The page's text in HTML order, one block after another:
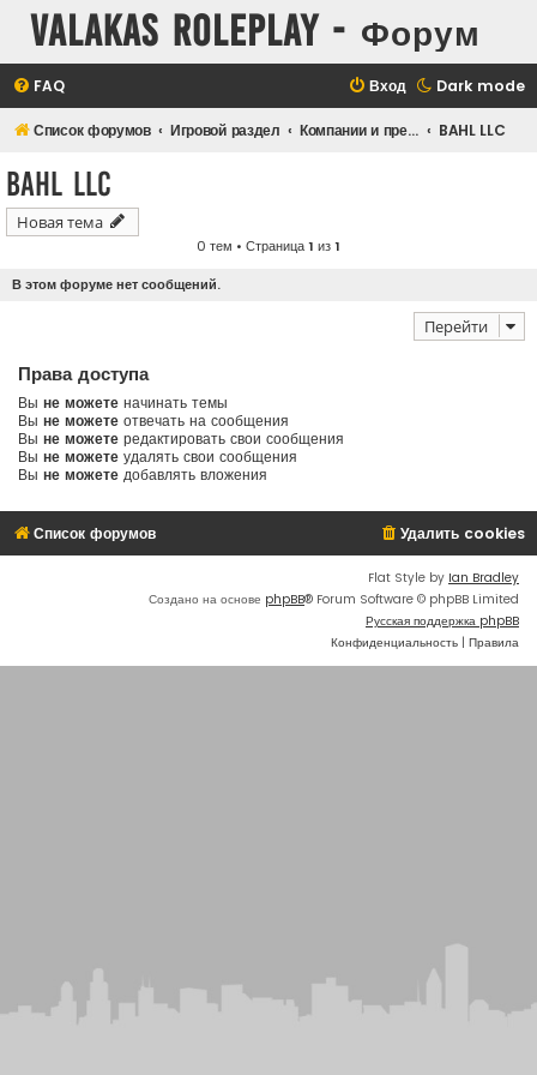
Valakas Roleplay - Форум
Dark mode
FAQ Вход
Список форумов Игровой раздел Компании и предприятия BAHL LLC
BAHL LLC
Новая тема
0 тем • Страница1 из1
В этом форуме нет сообщений.
Перейти
Права доступа
Вы не можете начинать темы
Вы не можете отвечать на сообщения
Вы не можете редактировать свои сообщения
Вы не можете удалять свои сообщения
Вы не можете добавлять вложения
Список форумов Удалить cookies
Flat Style by Ian Bradley
Создано на основе phpBB® Forum Software © phpBB Limited
Русская поддержка phpBB
Конфиденциальность | Правила